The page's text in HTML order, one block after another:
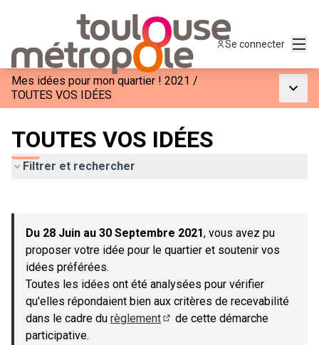
Se connecter
Mes idées pour mon quartier ! 2021 /
TOUTES VOS IDÉES
TOUTES VOS IDÉES
Filtrer et rechercher
−
Du 28 Juin au 30 Septembre 2021, vous avez pu
proposer votre idée pour le quartier et soutenir vos
idées préférées.
Toutes les idées ont été analysées pour vérifier
qu'elles répondaient bien aux critères de recevabilité
dans le cadre du règlement
de cette démarche
participative.